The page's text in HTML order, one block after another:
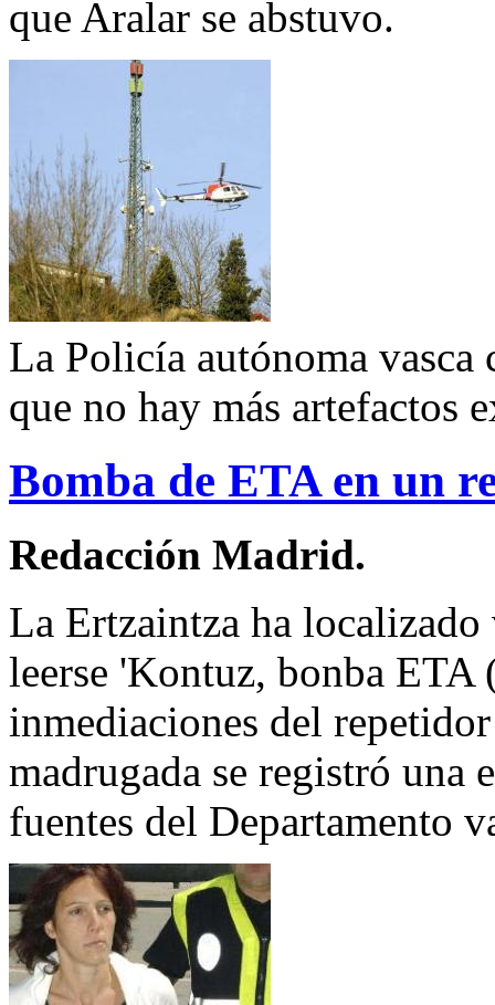
que Aralar se abstuvo.
La Policía autónoma vasca
que no hay más artefactos
Bomba de ETA en un
Redacción Madrid.
La Ertzaintza ha
leerse 'Kontuz, bonba
inmediaciones del
madrugada se registró
fuentes del Departamento